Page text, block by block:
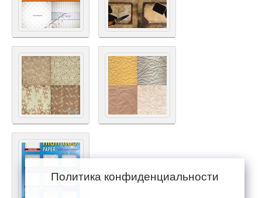
Политика конфиденциальности